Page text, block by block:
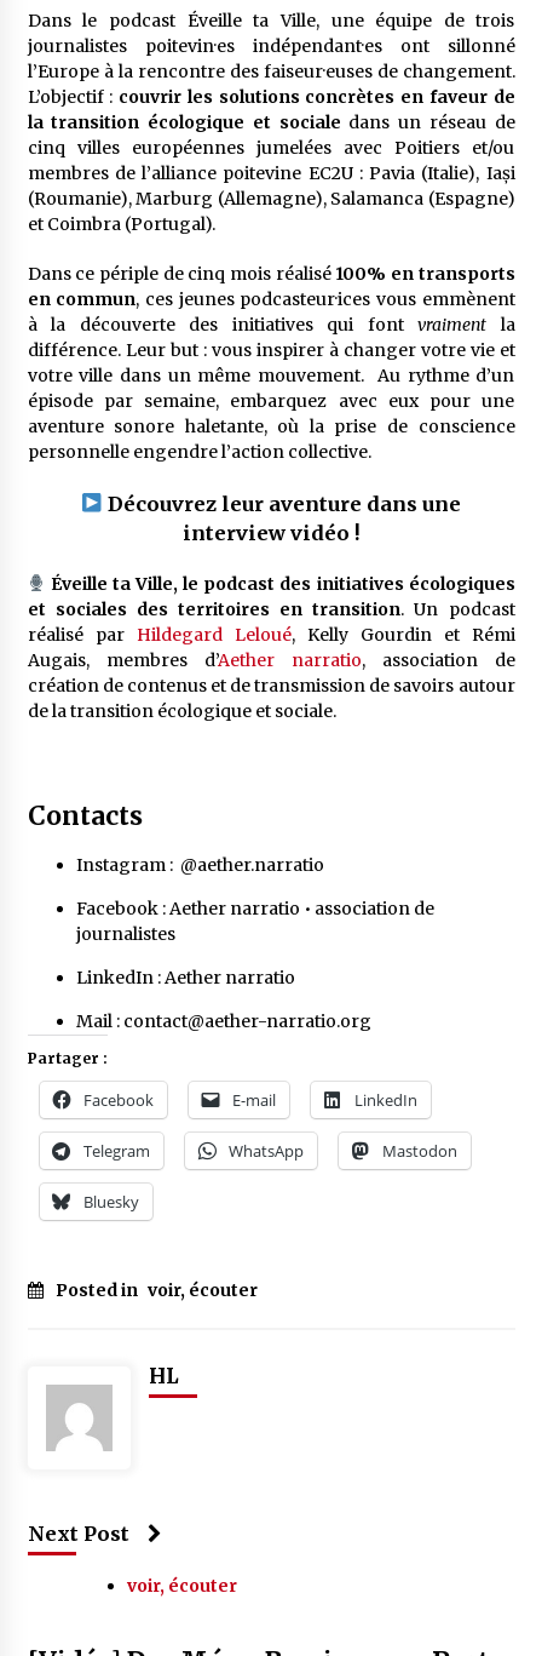
Dans le podcast Éveille ta Ville, une équipe de trois
journalistes poitevin·es indépendant·es ont sillonné
l’Europe à la rencontre des faiseur·euses de changement.
L’objectif : couvrir les solutions concrètes en faveur de
la transition écologique et sociale dans un réseau de
cinq villes européennes jumelées avec Poitiers et/ou
membres de l’alliance poitevine EC2U : Pavia (Italie), Iași
(Roumanie), Marburg (Allemagne), Salamanca (Espagne)
et Coimbra (Portugal).
Dans ce périple de cinq mois réalisé 100% en transports
en commun, ces jeunes podcasteur·ices vous emmènent
à la découverte des initiatives qui font vraimentla
différence. Leur but : vous inspirer à changer votre vie et
votre ville dans un même mouvement. Au rythme d’un
épisode par semaine, embarquez avec eux pour une
aventure sonore haletante, où la prise de conscience
personnelle engendre l’action collective.
Découvrez leur aventure dans une
interview vidéo !
Éveille ta Ville, le podcast des initiatives écologiques
et sociales des territoires en transition. Un podcast
réalisé par Hildegard Leloué, Kelly Gourdin et Rémi
Augais, membres d’Aether narratio, association de
création de contenus et de transmission de savoirs autour
de la transition écologique et sociale.
Contacts
Instagram : @aether.narratio
Facebook :Aether narratio • association de
journalistes
LinkedIn :Aether narratio
Mail : contact@aether-narratio.org
Partager :
Facebook E-mail LinkedIn
Telegram WhatsApp Mastodon
Bluesky
Posted in voir, écouter
HL
Next Post
voir, écouter